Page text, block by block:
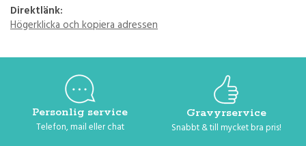
Direktlänk:
Högerklicka och kopiera adressen
Personlig service
Telefon, mail eller chat
Gravyrservice
Snabbt & till mycket bra pris!